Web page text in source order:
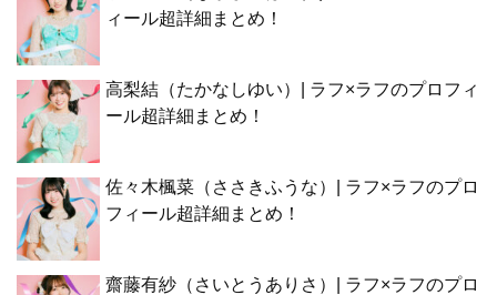
ィール超詳細まとめ！
高梨結（たかなしゆい）| ラフ×ラフのプロフィ
ール超詳細まとめ！
佐々木楓菜（ささきふうな）| ラフ×ラフのプロ
フィール超詳細まとめ！
齋藤有紗（さいとうありさ）| ラフ×ラフのプロ